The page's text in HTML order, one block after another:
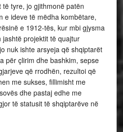
tyre, jo gjithmonë patën
e ideve të mëdha kombëtare,
e 1912-tës, kur mbi gjysma
projektit të quajtur
nuk ishte arsyeja që shqiptarët
për çlirim dhe bashkim, sepse
që rrodhën, rezultoi që
me sukses, fillimisht me
dhe pastaj edhe me
të statusit të shqiptarëve në